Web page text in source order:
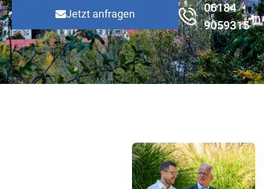
Jetzt anfragen
06184
9059315